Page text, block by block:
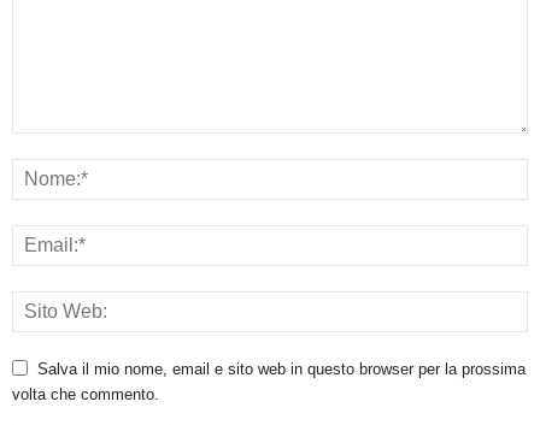
Salva il mio nome, email e sito web in questo browser per la prossima
volta che commento.